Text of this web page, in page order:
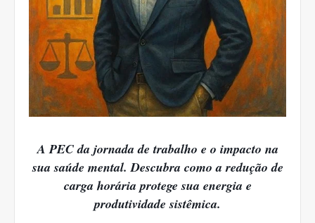
A PEC da jornada de trabalho e o impacto na
sua saúde mental. Descubra como a redução de
carga horária protege sua energia e
produtividade sistêmica.